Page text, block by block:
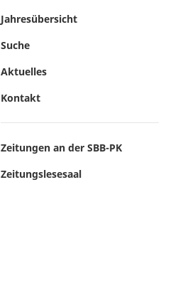
Jahresübersicht
Suche
Aktuelles
Kontakt
Zeitungen an der SBB-PK
Zeitungslesesaal